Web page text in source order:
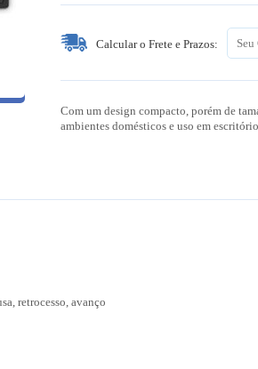
Calcular o Frete e Prazos:
Com um design compacto, porém de
ambientes domésticos e uso em
retrocesso, avanço